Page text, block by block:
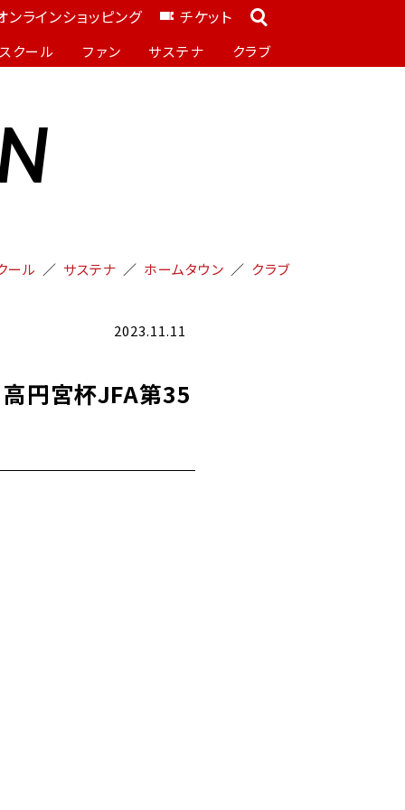
ンラインショッピング チケット
スクール ファン サステナ クラブ
ール サステナ ホームタウン クラブ
2023.11.11
円宮杯JFA第35